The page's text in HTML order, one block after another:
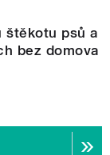
štěkotu psů a
bez domova